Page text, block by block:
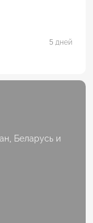
5 дней
Беларусь и